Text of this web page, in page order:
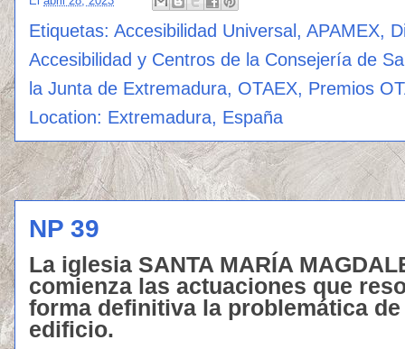
Etiquetas: Accesibilidad Universal , APAMEX,
Accesibilidad y Centros de la Consejería de
la Junta de Extremadura, OTAEX, Premios
Location: Extremadura, España
NP 39
La iglesia SANTA MARÍA
comienza las actuaciones que
forma definitiva la problemática
edificio.